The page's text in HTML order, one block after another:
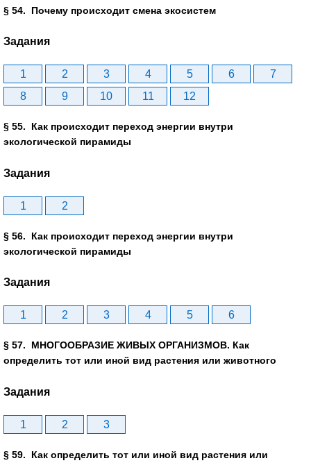
§ 54. Почему происходит смена экосистем
Задания
1 2 3 4 5 6
7
8
9 10 11 12
§ 55. Как происходит переход энергии внутри
экологической пирамиды
Задания
1 2
§ 56. Как происходит переход энергии внутри
экологической пирамиды
Задания
1 2 3 4 5 6
§ 57. МНОГООБРАЗИЕ ЖИВЫХ ОРГАНИЗМОВ. Как
определить тот или иной вид растения или животного
Задания
1 2 3
§ 59. Как определить тот или иной вид растения или